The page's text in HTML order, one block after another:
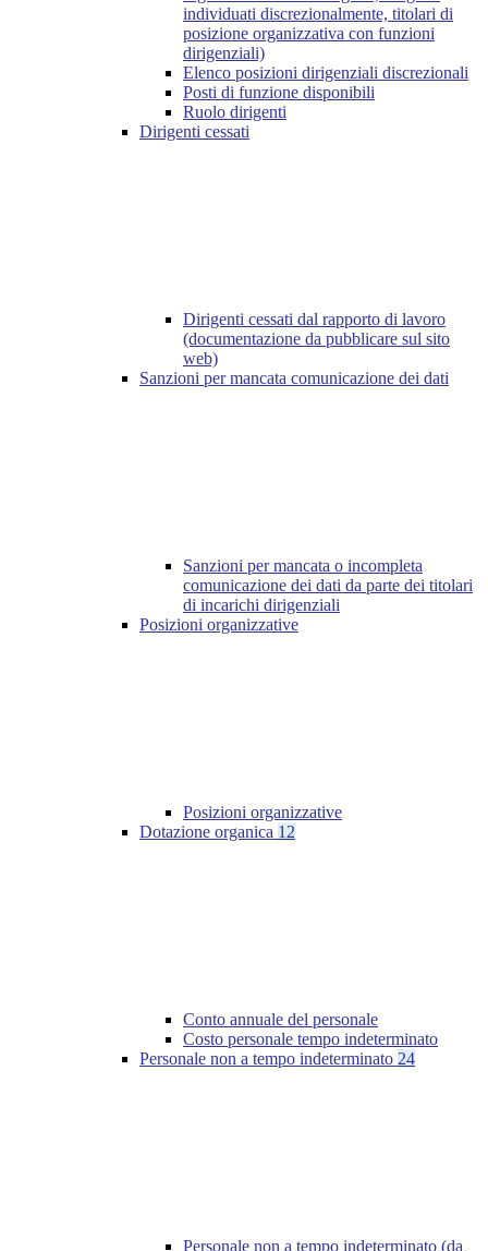
individuati discrezionalmente, titolari di
posizione organizzativa con funzioni
dirigenziali)
Elenco posizioni dirigenziali discrezionali
Posti di funzione disponibili
Ruolo dirigenti
Dirigenti cessati
Dirigenti cessati dal rapporto di lavoro
(documentazione da pubblicare sul sito
web)
Sanzioni per mancata comunicazione dei dati
Sanzioni per mancata o incompleta
comunicazione dei dati da parte dei titolari
di incarichi dirigenziali
Posizioni organizzative
Posizioni organizzative
Dotazione organica 12
Conto annuale del personale
Costo personale tempo indeterminato
Personale non a tempo indeterminato 24
Personale non a tempo indeterminato (da